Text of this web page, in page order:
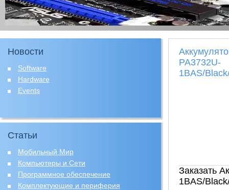
Новости
Software
Hardware
Events
Статьи
Мобильный Мир
Компьютеры и Сети
Программное обеспечение
Комплектующие и периферия
PA3732U-
1BAS/
Заказать
1BAS/